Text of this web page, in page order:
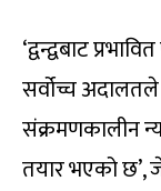
‘द्वन्द्वबाट
सर्वोच्च अदालतले
संक्रमणकालीन
तयार भएको छ’,